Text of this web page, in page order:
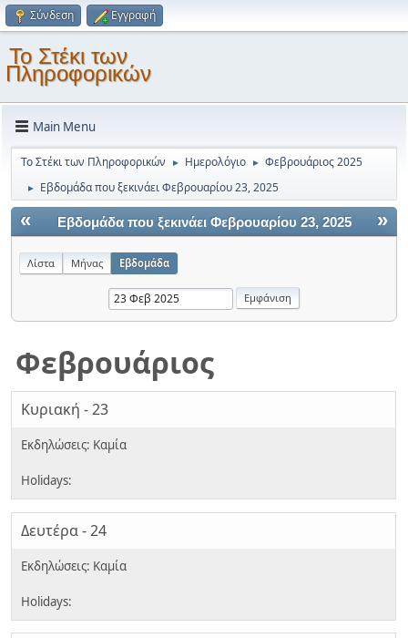
Σύνδεση Εγγραφή
Το Στέκι των
Πληροφορικών
Main Menu
Το Στέκι των Πληροφορικών ► Ημερολόγιο ► Φεβρουάριος 2025
► Εβδομάδα που ξεκινάει Φεβρουαρίου 23, 2025
« »
Εβδομάδα που ξεκινάει Φεβρουαρίου 23, 2025
Λίστα Μήνας Εβδομάδα
Φεβρουάριος
Κυριακή - 23
Δευτέρα - 24